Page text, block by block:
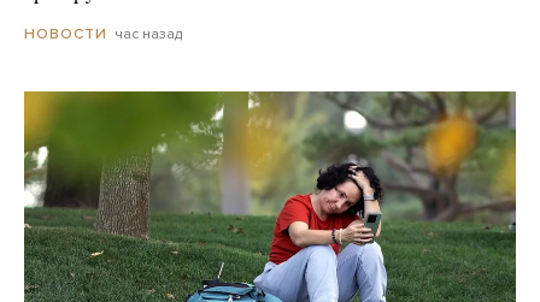
НОВОСТИ час назад